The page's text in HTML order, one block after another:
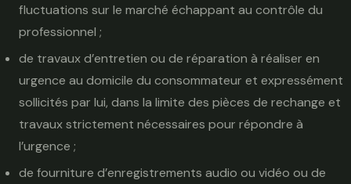
fluctuations sur le marché échappant au contrôle du
professionnel ;
de travaux d’entretien ou de réparation à réaliser en
urgence au domicile du consommateur et expressément
sollicités par lui, dans la limite des pièces de rechange et
travaux strictement nécessaires pour répondre à
l’urgence ;
de fourniture d’enregistrements audio ou vidéo ou de